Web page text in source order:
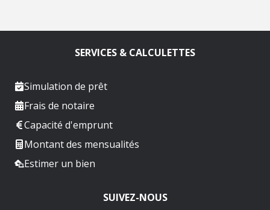
SERVICES & CALCULETTES
Simulation de prêt
Frais de notaire
Capacité d'emprunt
Montant des mensualités
Estimer un bien
SUIVEZ-NOUS